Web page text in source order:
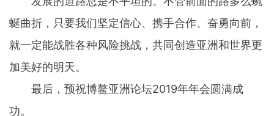
蜒曲折，只要我们坚定信心、携手合作、奋勇向前，
就一定能战胜各种风险挑战，共同创造亚洲和世界更
加美好的明天。
最后，预祝博鳌亚洲论坛2019年年会圆满成
功。